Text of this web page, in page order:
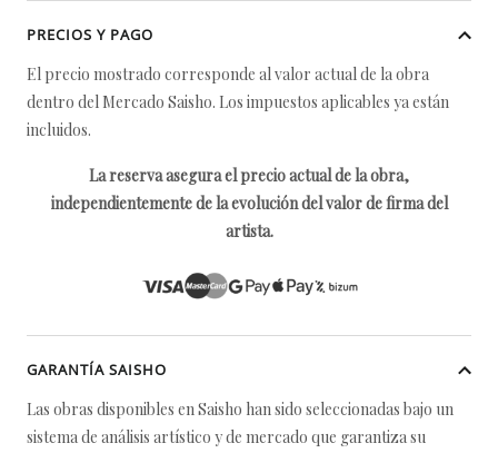
PRECIOS Y PAGO
El precio mostrado corresponde al valor actual de la obra
dentro del Mercado Saisho. Los impuestos aplicables ya están
incluidos.
La reserva asegura el precio actual de la obra,
independientemente de la evolución del valor de firma del
artista.
GARANTÍA SAISHO
Las obras disponibles en Saisho han sido seleccionadas bajo un
sistema de análisis artístico y de mercado que garantiza su